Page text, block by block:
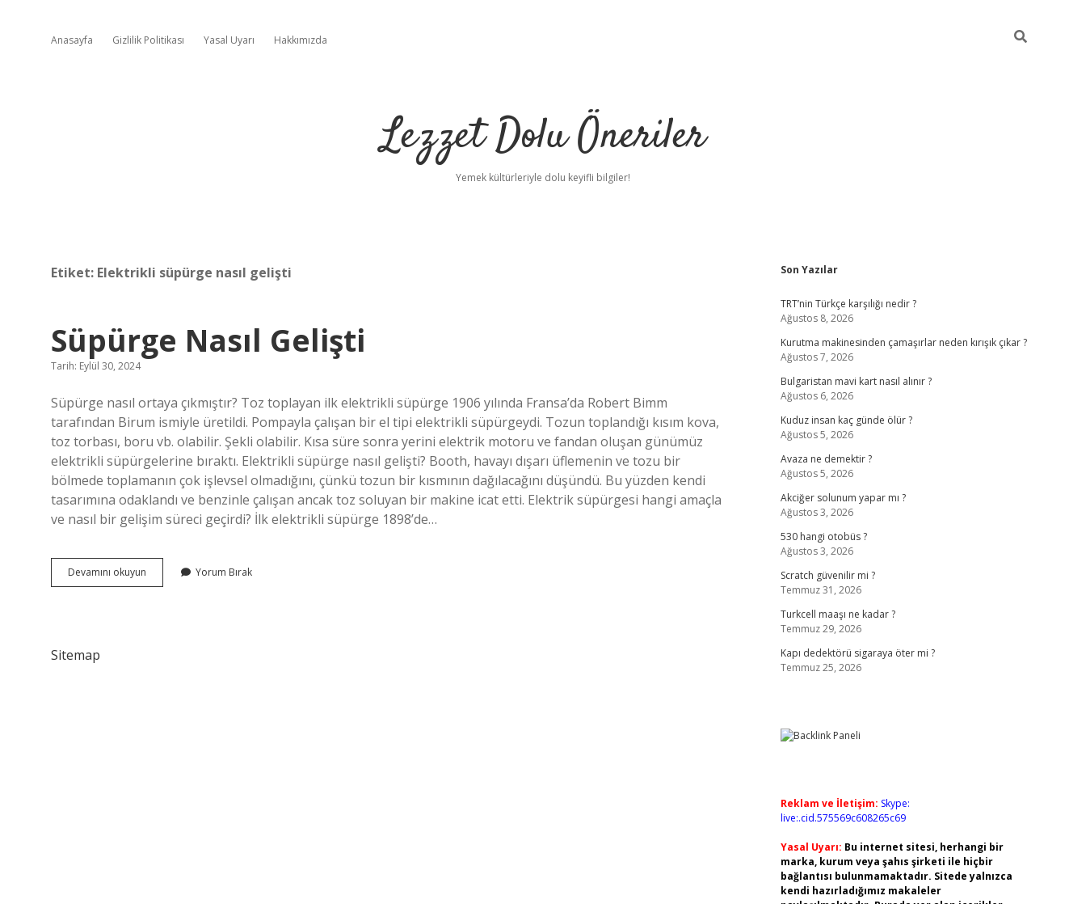
Anasayfa Gizlilik Politikası Yasal Uyarı Hakkımızda
Lezzet Dolu Öneriler
Yemek kültürleriyle dolu keyifli bilgiler!
Etiket: Elektrikli süpürge nasıl gelişti
Süpürge Nasıl Gelişti
Tarih: Eylül 30, 2024
Süpürge nasıl ortaya çıkmıştır? Toz toplayan ilk elektrikli süpürge 1906 yılında Fransa’da Robert Bimm
tarafından Birum ismiyle üretildi. Pompayla çalışan bir el tipi elektrikli süpürgeydi. Tozun toplandığı kısım kova,
toz torbası, boru vb. olabilir. Şekli olabilir. Kısa süre sonra yerini elektrik motoru ve fandan oluşan günümüz
elektrikli süpürgelerine bıraktı. Elektrikli süpürge nasıl gelişti? Booth, havayı dışarı üflemenin ve tozu bir
bölmede toplamanın çok işlevsel olmadığını, çünkü tozun bir kısmının dağılacağını düşündü. Bu yüzden kendi
tasarımına odaklandı ve benzinle çalışan ancak toz soluyan bir makine icat etti. Elektrik süpürgesi hangi amaçla
ve nasıl bir gelişim süreci geçirdi? İlk elektrikli süpürge 1898’de…
Devamını okuyun Süpürge
Nasıl
Yorum Bırak
Sitemap
Sidebar
Son Yazılar
TRT’nin Türkçe karşılığı nedir ?
Ağustos 8, 2026
Kurutma makinesinden çamaşırlar neden kırışık çıkar ?
Ağustos 7, 2026
Bulgaristan mavi kart nasıl alınır ?
Ağustos 6, 2026
Kuduz insan kaç günde ölür ?
Ağustos 5, 2026
Avaza ne demektir ?
Ağustos 5, 2026
Akciğer solunum yapar mı ?
Ağustos 3, 2026
530 hangi otobüs ?
Ağustos 3, 2026
Scratch güvenilir mi ?
Temmuz 31, 2026
Turkcell maaşı ne kadar ?
Temmuz 29, 2026
Kapı dedektörü sigaraya öter mi ?
Temmuz 25, 2026
Reklam ve İletişim: Skype:
live:.cid.575569c608265c69
Yasal Uyarı: Bu internet sitesi, herhangi bir
marka, kurum veya şahıs şirketi ile hiçbir
bağlantısı bulunmamaktadır. Sitede yalnızca
kendi hazırladığımız makaleler
betci